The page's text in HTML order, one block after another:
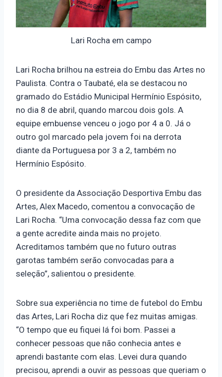
Lari Rocha em campo
Lari Rocha brilhou na estreia do Embu das Artes no
Paulista. Contra o Taubaté, ela se destacou no
gramado do Estádio Municipal Hermínio Espósito,
no dia 8 de abril, quando marcou dois gols. A
equipe embuense venceu o jogo por 4 a 0. Já o
outro gol marcado pela jovem foi na derrota
diante da Portuguesa por 3 a 2, também no
Hermínio Espósito.
O presidente da Associação Desportiva Embu das
Artes, Alex Macedo, comentou a convocação de
Lari Rocha. “Uma convocação dessa faz com que
a gente acredite ainda mais no projeto.
Acreditamos também que no futuro outras
garotas também serão convocadas para a
seleção”, salientou o presidente.
Sobre sua experiência no time de futebol do Embu
das Artes, Lari Rocha diz que fez muitas amigas.
“O tempo que eu fiquei lá foi bom. Passei a
conhecer pessoas que não conhecia antes e
aprendi bastante com elas. Levei dura quando
precisou, aprendi a ouvir as pessoas que queriam o